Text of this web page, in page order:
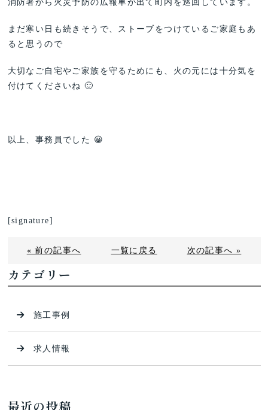
消防署から火災予防の広報車が出て町内を巡回しています。
まだ寒い日も続きそうで、ストーブをつけているご家庭もあ
ると思うので
大切なご自宅やご家族を守るためにも、火の元には十分気を
付けてくださいね 🙂
以上、事務員でした 😀
[signature]
« 前の記事へ 一覧に戻る 次の記事へ »
カテゴリー
施工事例
求人情報
最近の投稿